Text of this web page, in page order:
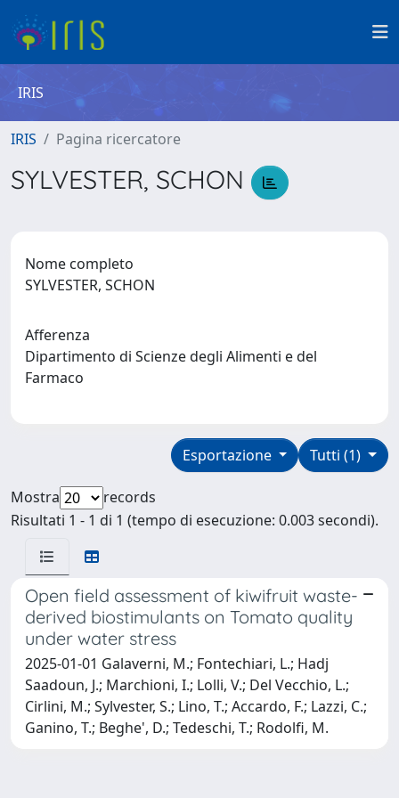
IRIS
IRIS Pagina ricercatore
SYLVESTER, SCHON
Nome completo
SYLVESTER, SCHON
Afferenza
Dipartimento di Scienze degli Alimenti e del
Farmaco
Tutti (1)
Esportazione
Mostra
records
Risultati 1 - 1 di 1 (tempo di esecuzione: 0.003 secondi).
Open field assessment of kiwifruit waste-
derived biostimulants on Tomato quality
under water stress
2025-01-01 Galaverni, M.; Fontechiari, L.; Hadj
Saadoun, J.; Marchioni, I.; Lolli, V.; Del Vecchio, L.;
Cirlini, M.; Sylvester, S.; Lino, T.; Accardo, F.; Lazzi, C.;
Ganino, T.; Beghe', D.; Tedeschi, T.; Rodolfi, M.